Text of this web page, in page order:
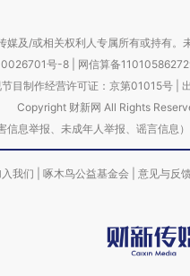
及/或相关权利人专属所有或持有。
号-8 网信算备
目制作经营许可证：京第01015号|
Copyright 财新网 All Rights
信息举报、未成年人举报、谣言
入我们 啄木鸟公益基金会 意见与反馈